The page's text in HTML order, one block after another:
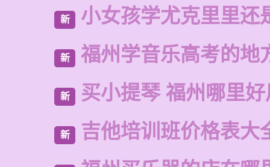
新 小女孩学尤克里里还
新 福州学音乐高考的地
新 买小提琴 福州哪里
新 吉他培训班价格表大